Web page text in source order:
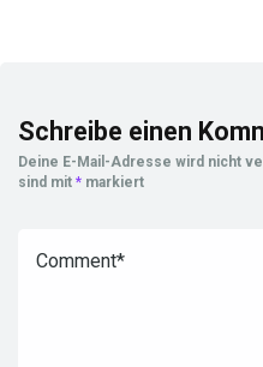
Schreibe einen
Deine E-Mail-Adresse wird nicht
sind mit * markiert